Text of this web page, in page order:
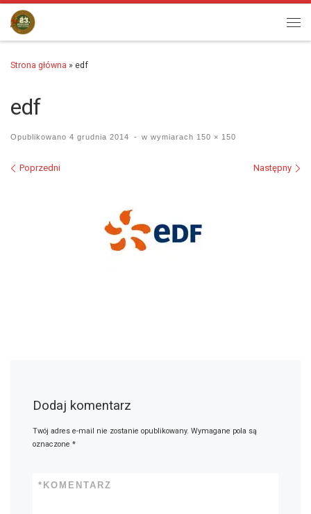
Przejdź do treści
Strona główna » edf
edf
Opublikowano 4 grudnia 2014 - w wymiarach 150 × 150
Nawigacja po obrazach
Poprzedni Następny
Dodaj komentarz
Twój adres e-mail nie zostanie opublikowany. Wymagane pola są
oznaczone*
KOMENTARZ
*